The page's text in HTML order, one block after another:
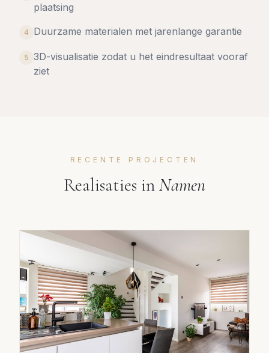
plaatsing
4 Duurzame materialen met jarenlange garantie
5 3D-visualisatie zodat u het eindresultaat vooraf
ziet
RECENTE PROJECTEN
Realisaties inNamen